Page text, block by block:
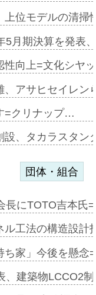
上位モデルの清
5月期決算を発表
性向上=文化シヤ
、アサヒセイレ
=クリナップ…
設、タカラスタ
団体・組合
長にTOTO吉本氏
ル工法の構造設
ち家」今後を懸
、建築物LCCO2